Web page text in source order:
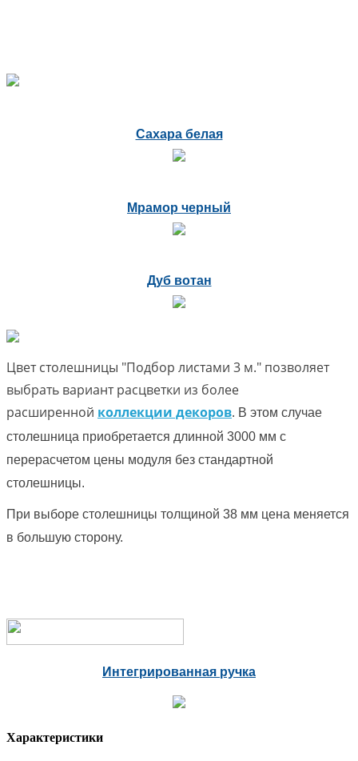
Сахара белая
Мрамор черный
Дуб вотан
Цвет столешницы "Подбор листами 3 м." позволяет
выбрать вариант расцветки из более
расширенной коллекции декоров. В этом случае
столешница приобретается длинной 3000 мм с
перерасчетом цены модуля без стандартной
столешницы.
При выборе столешницы толщиной 38 мм цена меняется
в большую сторону.
Интегрированная ручка
Характеристики